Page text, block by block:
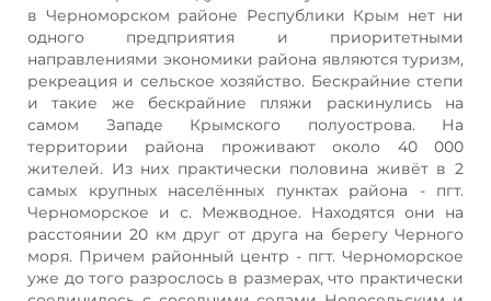
в Черноморском районе Республики Крым нет ни
одного предприятия и приоритетными
направлениями экономики района являются туризм,
рекреация и сельское хозяйство. Бескрайние степи
и такие же бескрайние пляжи раскинулись на
самом Западе Крымского полуострова. На
территории района проживают около 40 000
жителей. Из них практически половина живёт в 2
самых крупных населённых пунктах района - пгт.
Черноморское и с. Межводное. Находятся они на
расстоянии 20 км друг от друга на берегу Черного
моря. Причем районный центр - пгт. Черноморское
уже до того разрослось в размерах, что практически